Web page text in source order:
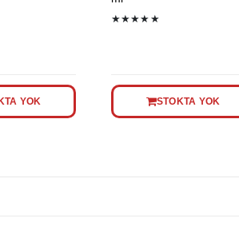
YOK
★★★★★
STOKTA YOK